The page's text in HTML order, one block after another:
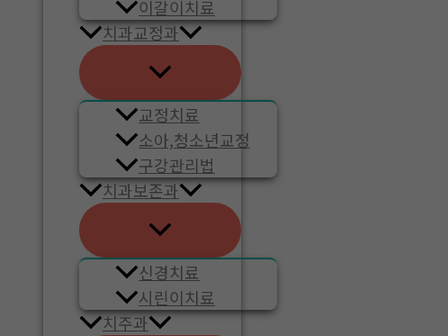
이갈이치료
치과교정과
교정치료
소아,청소년교정
구강관리법
치과보존과
신경치료
시린이치료
치주과